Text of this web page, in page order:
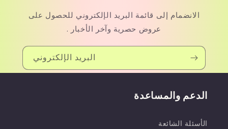
الانضمام إلى قائمة البريد الإلكتروني للحصول على
عروض حصرية وآخر الأخبار .
البريد الإلكتروني
الدعم والمساعدة
الأسئلة الشائعة